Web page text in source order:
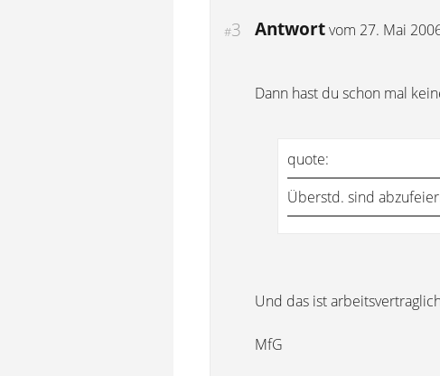
#3 Antwortvom 27. Mai
Dann hast du schon mal
quote:
Überstd. sind
Und das ist
MfG